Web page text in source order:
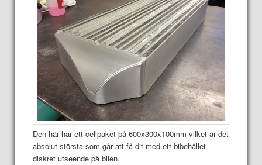
Den här har ett cellpaket på 600x300x100mm vilket är det
absolut största som går att få dit med ett bibehållet
diskret utseende på bilen.